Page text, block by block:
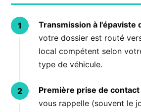
Transmission à l'épaviste
votre dossier est routé
local compétent selon
type de véhicule.
Première prise de contact
vous rappelle (souvent le